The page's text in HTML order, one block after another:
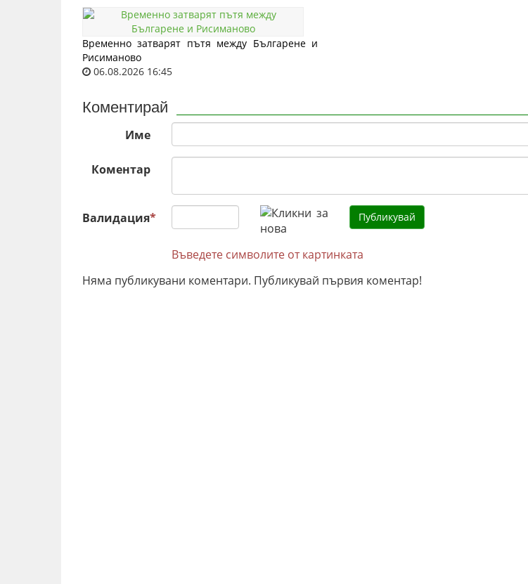
Временно затварят пътя между Българене и
Рисиманово
06.08.2026 16:45
Коментирай
Име
Коментар
Валидация*
Въведете символите от картинката
Няма публикувани коментари. Публикувай първия коментар!